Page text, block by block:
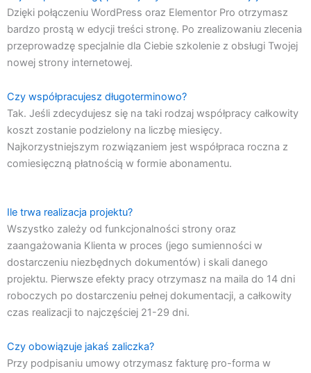
Dzięki połączeniu WordPress oraz Elementor Pro otrzymasz
bardzo prostą w edycji treści stronę. Po zrealizowaniu zlecenia
przeprowadzę specjalnie dla Ciebie szkolenie z obsługi Twojej
nowej strony internetowej.
Czy współpracujesz długoterminowo?
Tak. Jeśli zdecydujesz się na taki rodzaj współpracy całkowity
koszt zostanie podzielony na liczbę miesięcy.
Najkorzystniejszym rozwiązaniem jest współpraca roczna z
comiesięczną płatnością w formie abonamentu.
Ile trwa realizacja projektu?
Wszystko zależy od funkcjonalności strony oraz
zaangażowania Klienta w proces (jego sumienności w
dostarczeniu niezbędnych dokumentów) i skali danego
projektu. Pierwsze efekty pracy otrzymasz na maila do 14 dni
roboczych po dostarczeniu pełnej dokumentacji, a całkowity
czas realizacji to najczęściej 21-29 dni.
Czy obowiązuje jakaś zaliczka?
Przy podpisaniu umowy otrzymasz fakturę pro-forma w